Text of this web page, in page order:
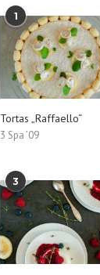
1
Tortas „Raffaello“
3 Spa ’09
3